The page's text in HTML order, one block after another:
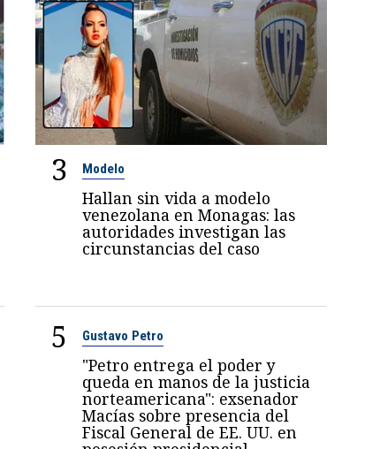
3 Modelo
Hallan sin vida a modelo
venezolana en Monagas: las
autoridades investigan las
circunstancias del caso
5 Gustavo Petro
"Petro entrega el poder y
queda en manos de la justicia
norteamericana": exsenador
Macías sobre presencia del
Fiscal General de EE. UU. en